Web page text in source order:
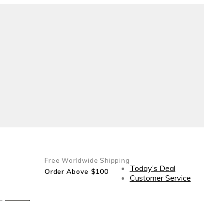
Free Worldwide Shipping
Order Above $100
Today’s Deal
Customer Service